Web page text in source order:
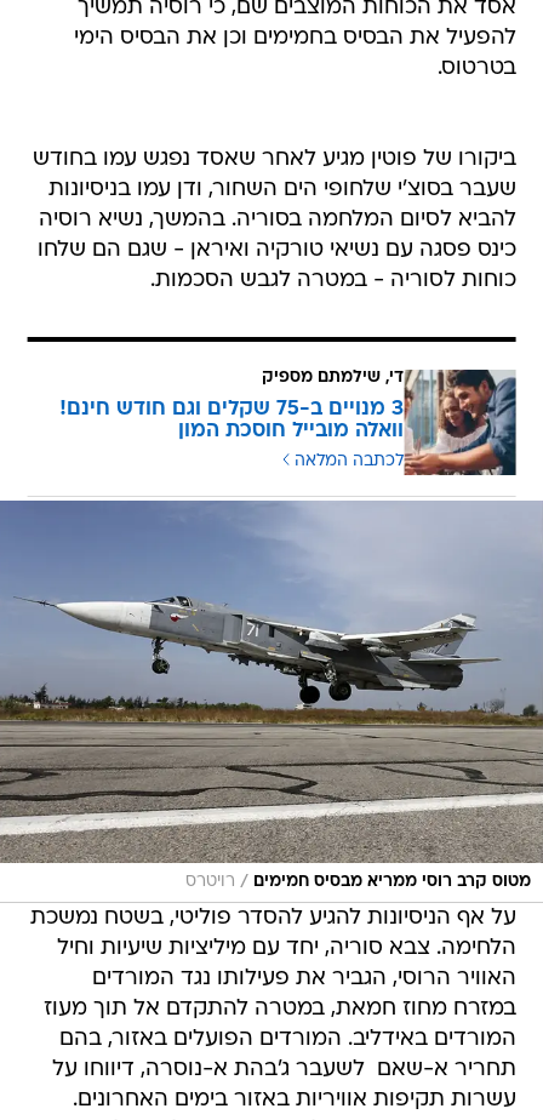
אסד את הכוחות המוצבים שם, כי רוסיה תמשיך
להפעיל את הבסיס בחמימים וכן את הבסיס הימי
בטרטוס.
ביקורו של פוטין מגיע לאחר שאסד נפגש עמו בחודש
שעבר בסוצ'י שלחופי הים השחור, ודן עמו בניסיונות
להביא לסיום המלחמה בסוריה. בהמשך, נשיא רוסיה
כינס פסגה עם נשיאי טורקיה ואיראן - שגם הם שלחו
כוחות לסוריה - במטרה לגבש הסכמות.
די, שילמתם מספיק
3 מנויים ב-75 שקלים וגם חודש חינם!
וואלה מובייל חוסכת המון
לכתבה המלאה
מטוס קרב רוסי ממריא מבסיס חמימים / רויטרס
על אף הניסיונות להגיע להסדר פוליטי, בשטח נמשכת
הלחימה. צבא סוריה, יחד עם מיליציות שיעיות וחיל
האוויר הרוסי, הגביר את פעילותו נגד המורדים
במזרח מחוז חמאת, במטרה להתקדם אל תוך מעוז
המורדים באידליב. המורדים הפועלים באזור, בהם
תחריר א-שאם  לשעבר ג'בהת א-נוסרה, דיווחו על
עשרות תקיפות אוויריות באזור בימים האחרונים.